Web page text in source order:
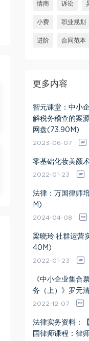
情商 诉讼
小费 职业规划
进阶 合同范本
更多内容
智元课堂：中小
解税务稽查的案
网盘(73.90M)
2023-06-07
零基础化妆美颜
2022-01-23
法律：万国律师
M)
2024-04-08
梁晓玲·社群运营
40M)
2022-01-23
《中小企业集合
务（上）》罗元
2022-12-07
法律实务资料：
国律师课程：律